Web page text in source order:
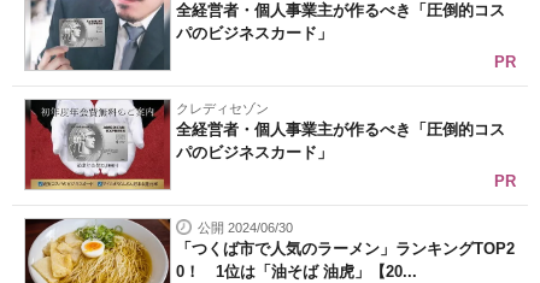
全経営者・個人事業主が作るべき「圧倒的コス
パのビジネスカード」
PR
クレディセゾン
全経営者・個人事業主が作るべき「圧倒的コス
パのビジネスカード」
PR
公開 2024/06/30
「つくば市で人気のラーメン」ランキングTOP2
0！ 1位は「油そば 油虎」【20...